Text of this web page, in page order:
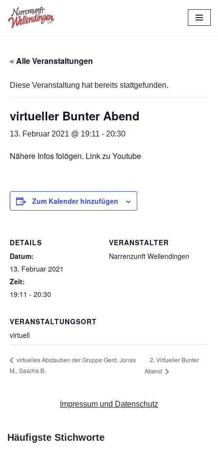
Zum
« Alle Veranstaltungen
Diese Veranstaltung hat bereits stattgefunden.
virtueller Bunter Abend
13. Februar 2021 @ 19:11 - 20:30
Nähere Infos folögen. Link zu Youtube
Zum Kalender hinzufügen
DETAILS
Datum:
13. Februar 2021
Zeit:
19:11 - 20:30
VERANSTALTER
Narrenzunft Wellendingen
VERANSTALTUNGSORT
virtuell
virtuelles Abstauben der Gruppe Gerd, Jonas
M., Sascha B.
2. Virtueller Bunter
Abend
Impressum und Datenschutz
Häufigste Stichworte